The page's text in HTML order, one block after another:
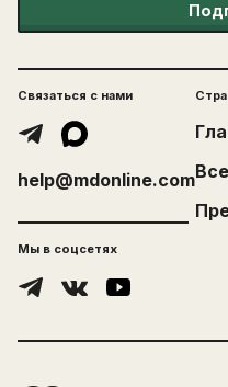
Связаться с нами
help@mdonline.com
Мы в соцсетях